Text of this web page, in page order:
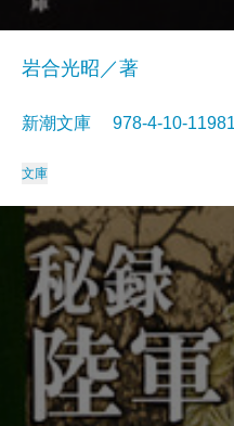
岩合光昭／著
新潮文庫 978-4-10-
文庫